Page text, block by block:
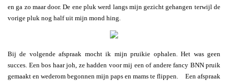
en ga zo maar door. De ene pluk werd langs mijn gezicht gehangen terwijl de
vorige pluk nog half uit mijn mond hing.
Bij de volgende afspraak mocht ik mijn pruikie ophalen. Het was geen
succes. Een bos haar joh, ze hadden voor mij een of andere fancy BNN pruik
gemaakt en wederom begonnen mijn paps en mams te flippen. Een afspraak